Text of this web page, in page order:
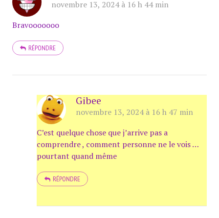
novembre 13, 2024 à 16 h 44 min
Bravooooooo
RÉPONDRE
Gibee
novembre 13, 2024 à 16 h 47 min
C’est quelque chose que j’arrive pas a
comprendre , comment personne ne le vois …
pourtant quand même
RÉPONDRE